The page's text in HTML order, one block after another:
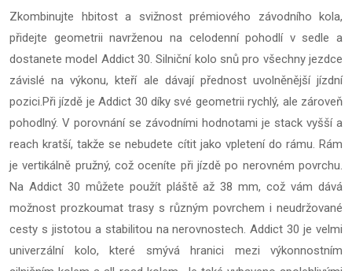
Zkombinujte hbitost a svižnost prémiového závodního kola,
přidejte geometrii navrženou na celodenní pohodlí v sedle a
dostanete model Addict 30. Silniční kolo snů pro všechny jezdce
závislé na výkonu, kteří ale dávají přednost uvolněnější jízdní
pozici.Při jízdě je Addict 30 díky své geometrii rychlý, ale zároveň
pohodlný. V porovnání se závodními hodnotami je stack vyšší a
reach kratší, takže se nebudete cítit jako vpletení do rámu. Rám
je vertikálně pružný, což oceníte při jízdě po nerovném povrchu.
Na Addict 30 můžete použít pláště až 38 mm, což vám dává
možnost prozkoumat trasy s různým povrchem i neudržované
cesty s jistotou a stabilitou na nerovnostech. Addict 30 je velmi
univerzální kolo, které smývá hranici mezi výkonnostním